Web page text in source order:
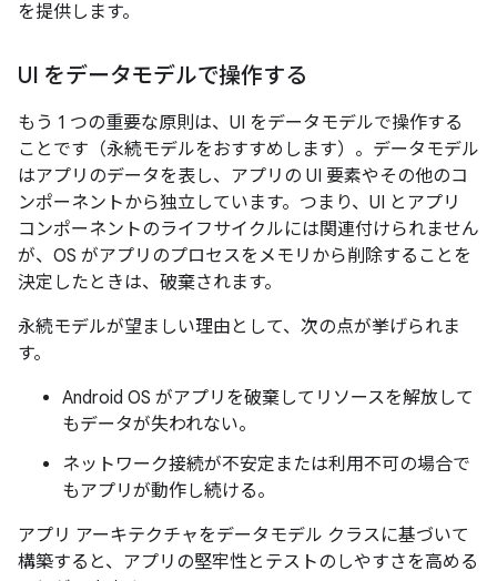
を提供します。
UI をデータモデルで操作する
もう 1 つの重要な原則は、UI をデータモデルで操作する
ことです（永続モデルをおすすめします）。データモデル
はアプリのデータを表し、アプリの UI 要素やその他のコ
ンポーネントから独立しています。つまり、UI とアプリ
コンポーネントのライフサイクルには関連付けられません
が、OS がアプリのプロセスをメモリから削除することを
決定したときは、破棄されます。
永続モデルが望ましい理由として、次の点が挙げられま
す。
Android OS がアプリを破棄してリソースを解放して
もデータが失われない。
ネットワーク接続が不安定または利用不可の場合で
もアプリが動作し続ける。
アプリ アーキテクチャをデータモデル クラスに基づいて
構築すると、アプリの堅牢性とテストのしやすさを高める